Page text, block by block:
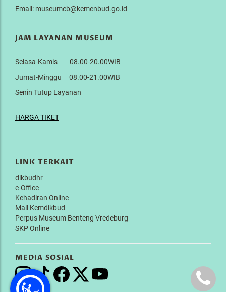
Email: museumcb@kemenbud.go.id
JAM LAYANAN MUSEUM
Selasa-Kamis 08.00-20.00WIB
Jumat-Minggu 08.00-21.00WIB
Senin Tutup Layanan
HARGA TIKET
LINK TERKAIT
dikbudhr
e-Office
Kehadiran Online
Mail Kemdikbud
Perpus Museum Benteng Vredeburg
SKP Online
MEDIA SOSIAL